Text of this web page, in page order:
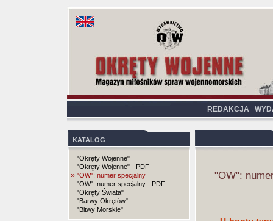
REDAKCJA
KATALOG
"Okręty Wojenne"
"Okręty Wojenne" - PDF
» "OW": numer specjalny
"OW": numer specjalny - PDF
"Okręty Świata"
"Barwy Okrętów"
"Bitwy Morskie"
"OW":